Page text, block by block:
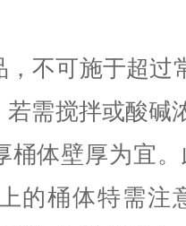
不可施于超过
需搅拌或酸碱
桶体壁厚为宜
的桶体特需注